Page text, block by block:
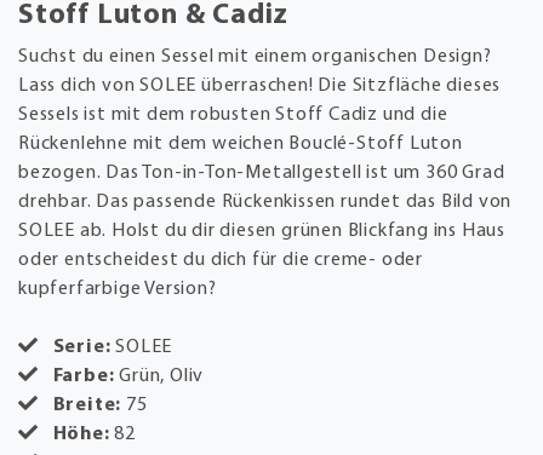
Stoff Luton & Cadiz
Suchst du einen Sessel mit einem organischen Design?
Lass dich von SOLEE überraschen! Die Sitzfläche dieses
Sessels ist mit dem robusten Stoff Cadiz und die
Rückenlehne mit dem weichen Bouclé-Stoff Luton
bezogen. Das Ton-in-Ton-Metallgestell ist um 360 Grad
drehbar. Das passende Rückenkissen rundet das Bild von
SOLEE ab. Holst du dir diesen grünen Blickfang ins Haus
oder entscheidest du dich für die creme- oder
kupferfarbige Version?
Serie: SOLEE
Farbe: Grün, Oliv
Breite: 75
Höhe:82